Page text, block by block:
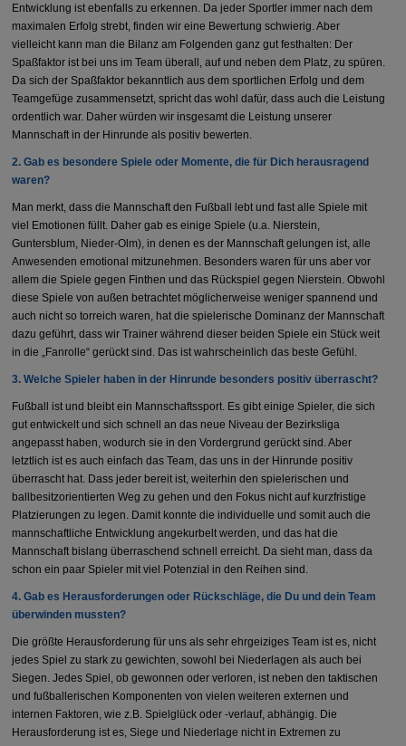
Entwicklung ist ebenfalls zu erkennen. Da jeder Sportler immer nach dem
maximalen Erfolg strebt, finden wir eine Bewertung schwierig. Aber
vielleicht kann man die Bilanz am Folgenden ganz gut festhalten: Der
Spaßfaktor ist bei uns im Team überall, auf und neben dem Platz, zu spüren.
Da sich der Spaßfaktor bekanntlich aus dem sportlichen Erfolg und dem
Teamgefüge zusammensetzt, spricht das wohl dafür, dass auch die Leistung
ordentlich war. Daher würden wir insgesamt die Leistung unserer
Mannschaft in der Hinrunde als positiv bewerten.
2.⁠ ⁠Gab es besondere Spiele oder Momente, die für Dich herausragend
waren?
Man merkt, dass die Mannschaft den Fußball lebt und fast alle Spiele mit
viel Emotionen füllt. Daher gab es einige Spiele (u.a. Nierstein,
Guntersblum, Nieder-Olm), in denen es der Mannschaft gelungen ist, alle
Anwesenden emotional mitzunehmen. Besonders waren für uns aber vor
allem die Spiele gegen Finthen und das Rückspiel gegen Nierstein. Obwohl
diese Spiele von außen betrachtet möglicherweise weniger spannend und
auch nicht so torreich waren, hat die spielerische Dominanz der Mannschaft
dazu geführt, dass wir Trainer während dieser beiden Spiele ein Stück weit
in die „Fanrolle“ gerückt sind. Das ist wahrscheinlich das beste Gefühl.
3.⁠ ⁠Welche Spieler haben in der Hinrunde besonders positiv überrascht?
Fußball ist und bleibt ein Mannschaftssport. Es gibt einige Spieler, die sich
gut entwickelt und sich schnell an das neue Niveau der Bezirksliga
angepasst haben, wodurch sie in den Vordergrund gerückt sind. Aber
letztlich ist es auch einfach das Team, das uns in der Hinrunde positiv
überrascht hat. Dass jeder bereit ist, weiterhin den spielerischen und
ballbesitzorientierten Weg zu gehen und den Fokus nicht auf kurzfristige
Platzierungen zu legen. Damit konnte die individuelle und somit auch die
mannschaftliche Entwicklung angekurbelt werden, und das hat die
Mannschaft bislang überraschend schnell erreicht. Da sieht man, dass da
schon ein paar Spieler mit viel Potenzial in den Reihen sind.
4.⁠ ⁠Gab es Herausforderungen oder Rückschläge, die Du und dein Team
überwinden mussten?
Die größte Herausforderung für uns als sehr ehrgeiziges Team ist es, nicht
jedes Spiel zu stark zu gewichten, sowohl bei Niederlagen als auch bei
Siegen. Jedes Spiel, ob gewonnen oder verloren, ist neben den taktischen
und fußballerischen Komponenten von vielen weiteren externen und
internen Faktoren, wie z.B. Spielglück oder -verlauf, abhängig. Die
Herausforderung ist es, Siege und Niederlage nicht in Extremen zu